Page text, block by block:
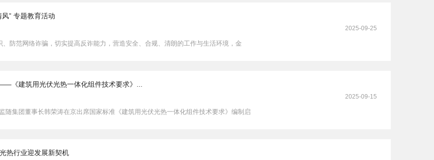
” 专题教育活动
、防范网络诈骗，切实提高反诈能力，营造安全、合规、清朗的工作与生活环境，金
2025-09-25
《建筑用光伏光热一体化组件技术要求》...
随集团董事长韩荣涛在京出席国家标准《建筑用光伏光热一体化组件技术要求》编制启
2025-09-15
热行业迎发展新契机